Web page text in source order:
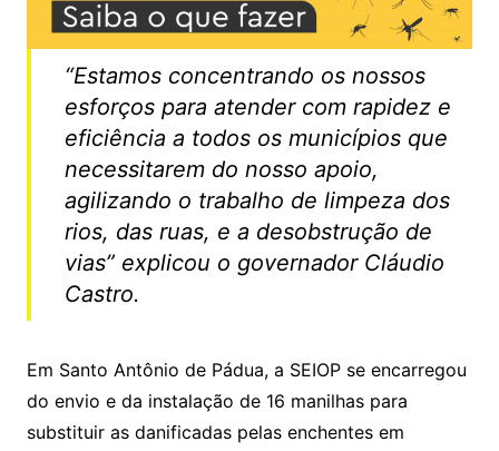
“Estamos concentrando os nossos
esforços para atender com rapidez e
eficiência a todos os municípios que
necessitarem do nosso apoio,
agilizando o trabalho de limpeza dos
rios, das ruas, e a desobstrução de
vias” explicou o governador Cláudio
Castro.
Em Santo Antônio de Pádua, a SEIOP se encarregou
do envio e da instalação de 16 manilhas para
substituir as danificadas pelas enchentes em